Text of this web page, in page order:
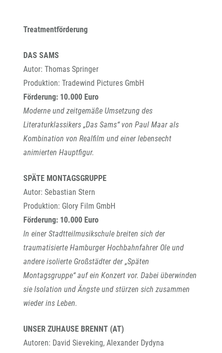
Treatmentförderung
DAS SAMS
Autor: Thomas Springer
Produktion: Tradewind Pictures GmbH
Förderung: 10.000 Euro
Moderne und zeitgemäße Umsetzung des
Literaturklassikers „Das Sams“ von Paul Maar als
Kombination von Realfilm und einer lebensecht
animierten Hauptfigur.
SPÄTE MONTAGSGRUPPE
Autor: Sebastian Stern
Produktion: Glory Film GmbH
Förderung: 10.000 Euro
In einer Stadtteilmusikschule breiten sich der
traumatisierte Hamburger Hochbahnfahrer Ole und
andere isolierte Großstädter der „Späten
Montagsgruppe“ auf ein Konzert vor. Dabei überwinden
sie Isolation und Ängste und stürzen sich zusammen
wieder ins Leben.
UNSER ZUHAUSE BRENNT (AT)
Autoren: David Sieveking, Alexander Dydyna